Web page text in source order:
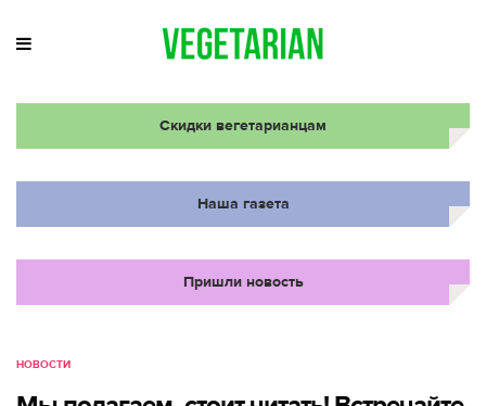
Скидки вегетарианцам
Наша газета
Пришли новость
НОВОСТИ